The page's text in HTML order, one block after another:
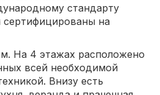
стандарту
сертифицированы на
На 4 этажах расположено
всей необходимой
Внизу есть